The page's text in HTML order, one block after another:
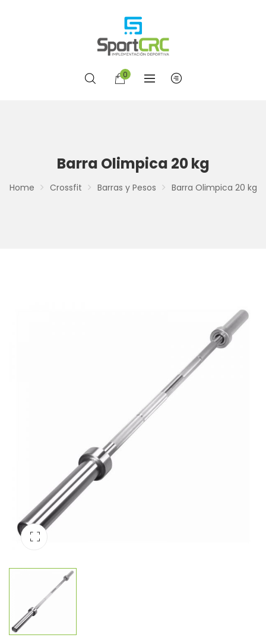
0
Barra Olimpica 20 kg
Home Crossfit Barras y Pesos Barra Olimpica 20 kg